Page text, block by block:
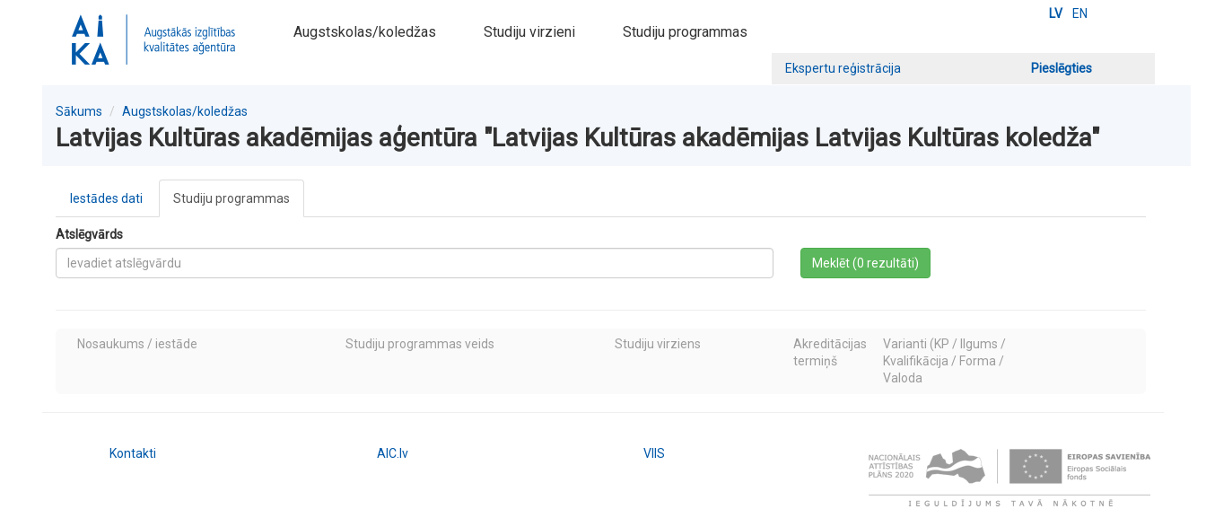
LV EN
Augstskolas/koledžas Studiju virzieni Studiju programmas
Ekspertu reģistrācija Pieslēgties
Sākums Augstskolas/koledžas
Latvijas Kultūras akadēmijas aģentūra "Latvijas Kultūras akadēmijas Latvijas Kultūras koledža"
Iestādes dati Studiju programmas
Atslēgvārds
Meklēt (0 rezultāti)
Nosaukums / iestāde Studiju programmas veids Studiju virziens
Akreditācijas
termiņš
Varianti (KP / Ilgums /
Kvalifikācija / Forma /
Valoda
Kontakti AIC.lv VIIS